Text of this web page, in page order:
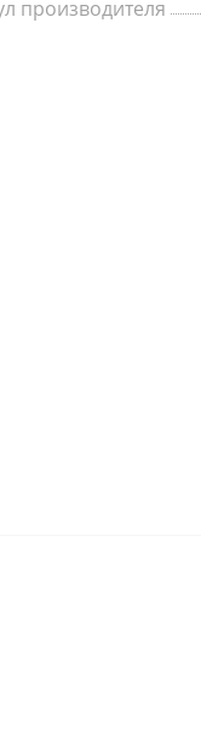
производителя